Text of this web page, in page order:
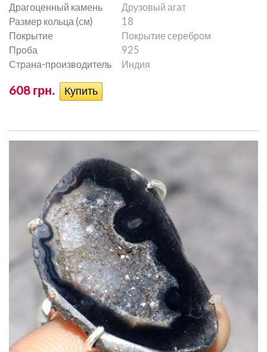
Драгоценный камень
Друзовый агат
Размер кольца (см)
18
Покрытие
Покрытие серебром
Проба
925
Страна-производитель
Индия
608 грн.